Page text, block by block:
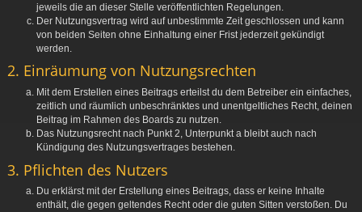
jeweils die an dieser Stelle veröffentlichten Regelungen.
Der Nutzungsvertrag wird auf unbestimmte Zeit geschlossen und kann
von beiden Seiten ohne Einhaltung einer Frist jederzeit gekündigt
werden.
2. Einräumung von Nutzungsrechten
Mit dem Erstellen eines Beitrags erteilst du dem Betreiber ein einfaches,
zeitlich und räumlich unbeschränktes und unentgeltliches Recht, deinen
Beitrag im Rahmen des Boards zu nutzen.
Das Nutzungsrecht nach Punkt 2, Unterpunkt a bleibt auch nach
Kündigung des Nutzungsvertrages bestehen.
3. Pflichten des Nutzers
Du erklärst mit der Erstellung eines Beitrags, dass er keine Inhalte
enthält, die gegen geltendes Recht oder die guten Sitten verstoßen. Du